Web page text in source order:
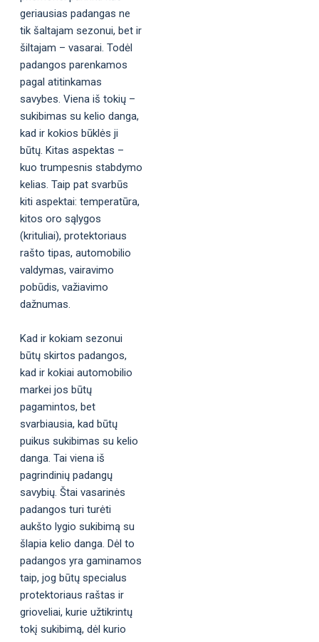
geriausias padangas ne
tik šaltajam sezonui, bet ir
šiltajam – vasarai. Todėl
padangos parenkamos
pagal atitinkamas
savybes. Viena iš tokių –
sukibimas su kelio danga,
kad ir kokios būklės ji
būtų. Kitas aspektas –
kuo trumpesnis stabdymo
kelias. Taip pat svarbūs
kiti aspektai: temperatūra,
kitos oro sąlygos
(krituliai), protektoriaus
rašto tipas, automobilio
valdymas, vairavimo
pobūdis, važiavimo
dažnumas.
Kad ir kokiam sezonui
būtų skirtos padangos,
kad ir kokiai automobilio
markei jos būtų
pagamintos, bet
svarbiausia, kad būtų
puikus sukibimas su kelio
danga. Tai viena iš
pagrindinių padangų
savybių. Štai vasarinės
padangos turi turėti
aukšto lygio sukibimą su
šlapia kelio danga. Dėl to
padangos yra gaminamos
taip, jog būtų specialus
protektoriaus raštas ir
grioveliai, kurie užtikrintų
tokį sukibimą, dėl kurio